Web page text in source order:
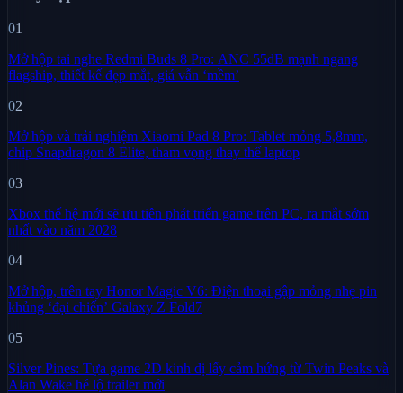
01
Mở hộp tai nghe Redmi Buds 8 Pro: ANC 55dB mạnh ngang
flagship, thiết kế đẹp mắt, giá vẫn ‘mềm’
02
Mở hộp và trải nghiệm Xiaomi Pad 8 Pro: Tablet mỏng 5,8mm,
chip Snapdragon 8 Elite, tham vọng thay thế laptop
03
Xbox thế hệ mới sẽ ưu tiên phát triển game trên PC, ra mắt sớm
nhất vào năm 2028
04
Mở hộp, trên tay Honor Magic V6: Điện thoại gập mỏng nhẹ pin
khủng ‘đại chiến’ Galaxy Z Fold7
05
Silver Pines: Tựa game 2D kinh dị lấy cảm hứng từ Twin Peaks và
Alan Wake hé lộ trailer mới